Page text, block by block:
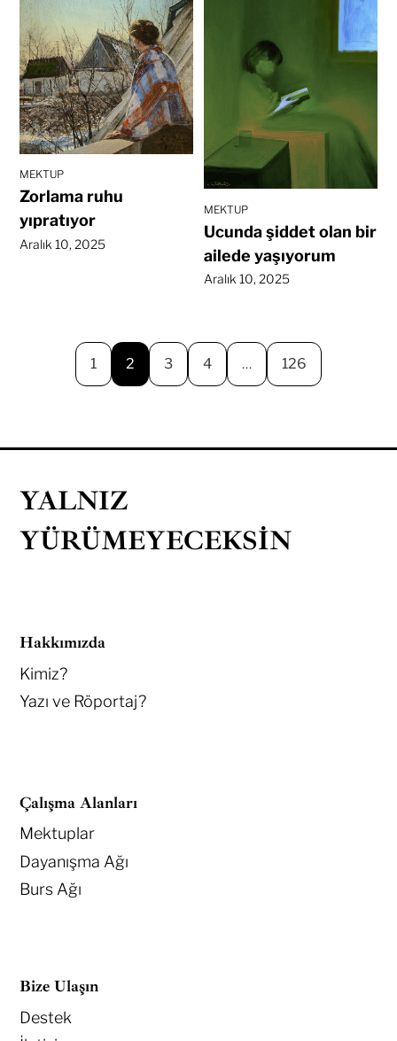
MEKTUP
Zorlama ruhu
yıpratıyor
Aralık 10, 2025
MEKTUP
Ucunda şiddet olan bir
ailede yaşıyorum
Aralık 10, 2025
1 2 3 4 … 126
YALNIZ
YÜRÜMEYECEKSIN
Hakkımızda
Kimiz?
Yazı ve Röportaj?
Çalışma Alanları
Mektuplar
Dayanışma Ağı
Burs Ağı
Bize Ulaşın
Destek